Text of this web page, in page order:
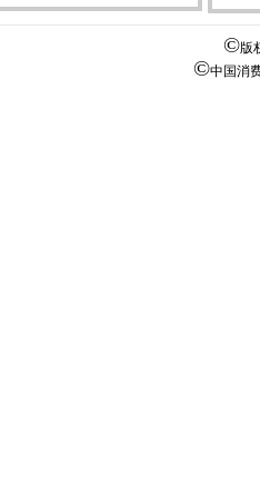
©版
©中国消